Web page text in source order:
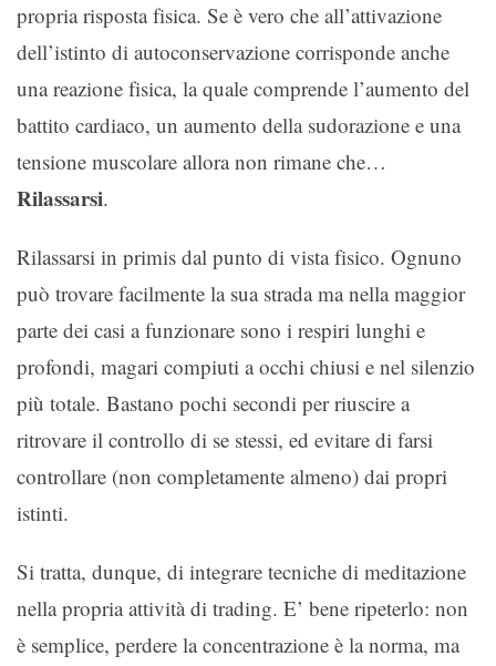
propria risposta fisica. Se è vero che all’attivazione
dell’istinto di autoconservazione corrisponde anche
una reazione fisica, la quale comprende l’aumento del
battito cardiaco, un aumento della sudorazione e una
tensione muscolare allora non rimane che…
Rilassarsi.
Rilassarsi in primis dal punto di vista fisico. Ognuno
può trovare facilmente la sua strada ma nella maggior
parte dei casi a funzionare sono i respiri lunghi e
profondi, magari compiuti a occhi chiusi e nel silenzio
più totale. Bastano pochi secondi per riuscire a
ritrovare il controllo di se stessi, ed evitare di farsi
controllare (non completamente almeno) dai propri
istinti.
Si tratta, dunque, di integrare tecniche di meditazione
nella propria attività di trading. E’ bene ripeterlo: non
è semplice, perdere la concentrazione è la norma, ma